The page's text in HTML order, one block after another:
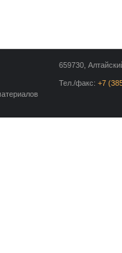
659730,
Тел./факс: +7